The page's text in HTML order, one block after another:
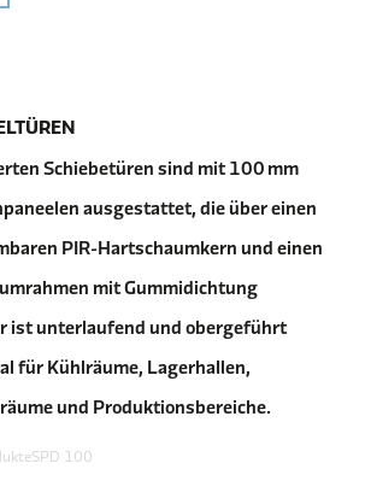
Schiebetüren sind mit 100 mm
ausgestattet, die über einen
PIR-Hartschaumkern und einen
mit Gummidichtung
ist unterlaufend und obergeführt
für Kühlräume, Lagerhallen,
und Produktionsbereiche.
SPD 100